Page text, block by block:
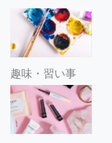
趣味・習い事